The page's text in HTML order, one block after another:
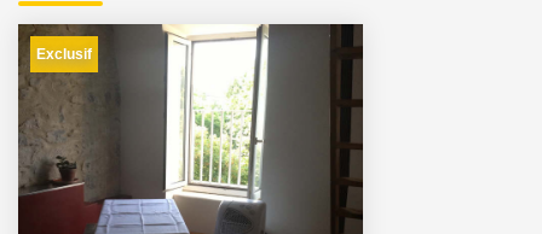
Exclusif